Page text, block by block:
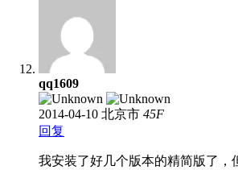
qq1609
2014-04-10 北京市 45F
回复
我安装了好几个版本的精简版了，